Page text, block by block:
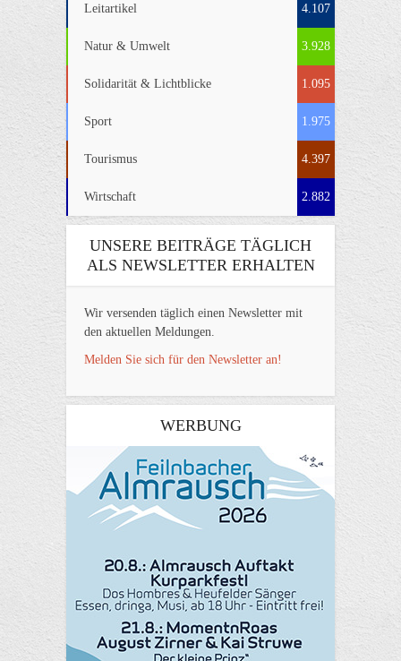
Leitartikel 4.107
Natur & Umwelt 3.928
Solidarität & Lichtblicke 1.095
Sport 1.975
Tourismus 4.397
Wirtschaft 2.882
UNSERE BEITRÄGE TÄGLICH
ALS NEWSLETTER ERHALTEN
Wir versenden täglich einen Newsletter mit
den aktuellen Meldungen.
Melden Sie sich für den Newsletter an!
WERBUNG